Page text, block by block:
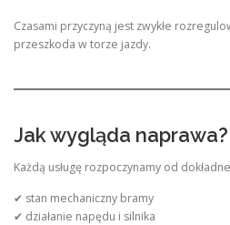
Czasami przyczyną jest zwykłe
przeszkoda w torze jazdy.
Jak wygląda naprawa?
Każdą usługę rozpoczynamy od
✔ stan mechaniczny bramy
✔ działanie napędu i silnika